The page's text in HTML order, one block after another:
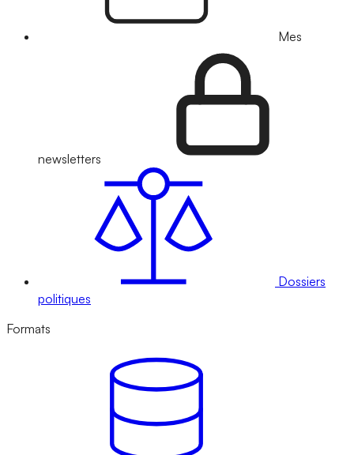
Mes
newsletters
Dossiers
politiques
Formats